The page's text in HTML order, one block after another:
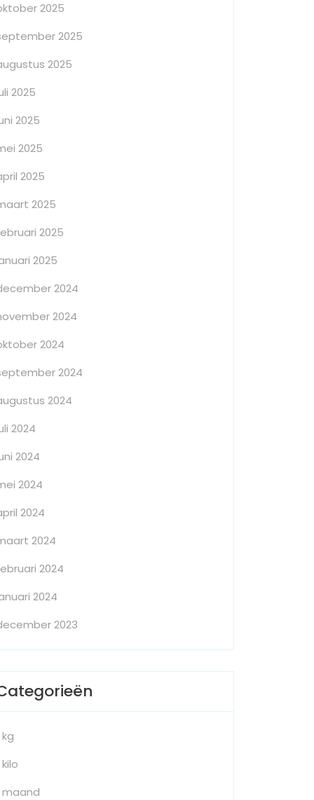
2025
2025
2025
2025
2025
2025
2025
2025
2025
2025
2024
2024
2024
2024
2024
2024
2024
2024
2024
2024
2024
2024
2023
kg
kilo
maand